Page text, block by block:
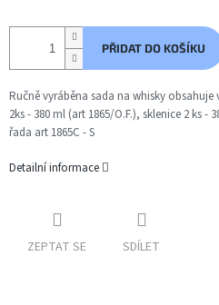
cena:
PŘIDAT DO KOŠÍKU
Ručně vyráběna sada na whisky
2ks - 380 ml (art 1865/O.F.), sklenice 2 ks -
řada art 1865C - S
Detailní informace
ZEPTAT SE SDÍLET